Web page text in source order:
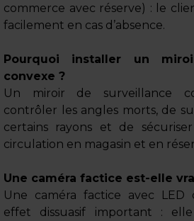
commerce avec réserve) : le
facilement en cas d’absence.
Pourquoi installer un
convexe ?
Un miroir de surveillance
contrôler les angles morts, de
certains rayons et de
circulation en magasin et en
Une caméra factice est-elle
Une caméra factice avec
effet dissuasif important : elle